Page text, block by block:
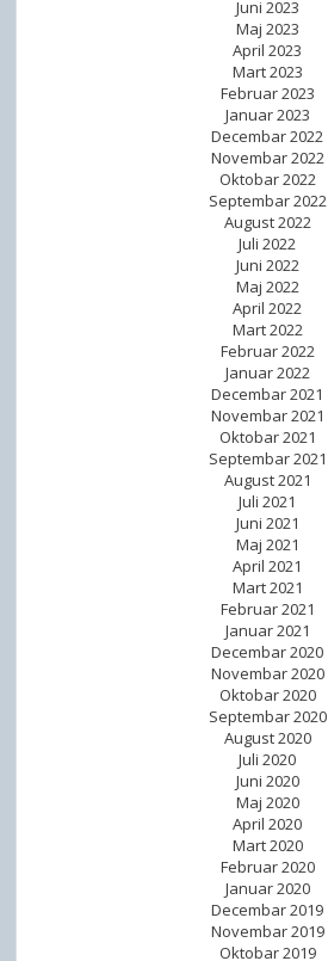
Juni 2023
Maj 2023
April 2023
Mart 2023
Februar 2023
Januar 2023
Decembar 2022
Novembar 2022
Oktobar 2022
Septembar 2022
August 2022
Juli 2022
Juni 2022
Maj 2022
April 2022
Mart 2022
Februar 2022
Januar 2022
Decembar 2021
Novembar 2021
Oktobar 2021
Septembar 2021
August 2021
Juli 2021
Juni 2021
Maj 2021
April 2021
Mart 2021
Februar 2021
Januar 2021
Decembar 2020
Novembar 2020
Oktobar 2020
Septembar 2020
August 2020
Juli 2020
Juni 2020
Maj 2020
April 2020
Mart 2020
Februar 2020
Januar 2020
Decembar 2019
Novembar 2019
Oktobar 2019